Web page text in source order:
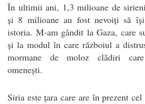
În ultimii ani, 1,3 milioane de
și 8 milioane au fost nevoiți să își
istoria. M-am gândit la Gaza, care
și la modul în care războiul a
mormane de moloz clădiri
omenești.
Siria este țara care are în prezent